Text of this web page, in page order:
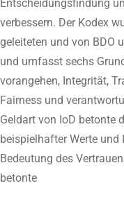
Entscheidungsfindung
verbessern. Der Kodex
geleiteten und von BDO
und umfasst sechs
vorangehen, Integrität,
Fairness und
Geldart von IoD betonte
beispielhafter Werte
Bedeutung des
betonte